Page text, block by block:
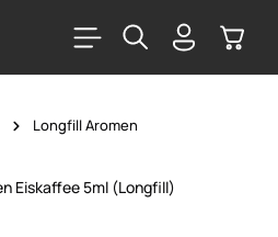
Longfill Aromen